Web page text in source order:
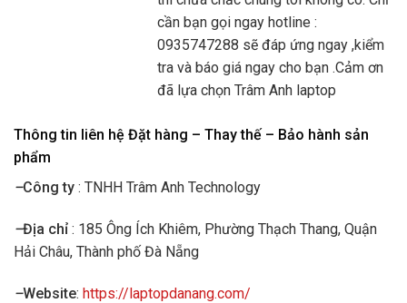
cần bạn gọi ngay hotline :
0935747288 sẽ đáp ứng ngay ,kiểm
tra và báo giá ngay cho bạn .Cảm ơn
đã lựa chọn Trâm Anh laptop
Thông tin liên hệ Đặt hàng – Thay thế – Bảo hành sản
phẩm
–Công ty : TNHH Trâm Anh Technology
–Địa chỉ : 185 Ông Ích Khiêm, Phường Thạch Thang, Quận
Hải Châu, Thành phố Đà Nẵng
–Website: https://laptopdanang.com/